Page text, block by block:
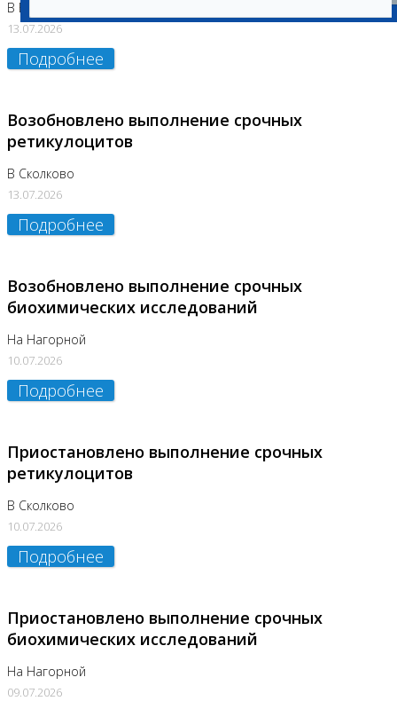
В Бутово
13.07.2026
Подробнее
Возобновлено выполнение срочных
ретикулоцитов
В Сколково
13.07.2026
Подробнее
Возобновлено выполнение срочных
биохимических исследований
На Нагорной
10.07.2026
Подробнее
Приостановлено выполнение срочных
ретикулоцитов
В Сколково
10.07.2026
Подробнее
Приостановлено выполнение срочных
биохимических исследований
На Нагорной
09.07.2026